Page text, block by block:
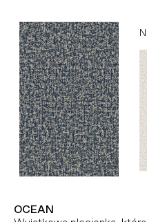
Ocean
OCEAN